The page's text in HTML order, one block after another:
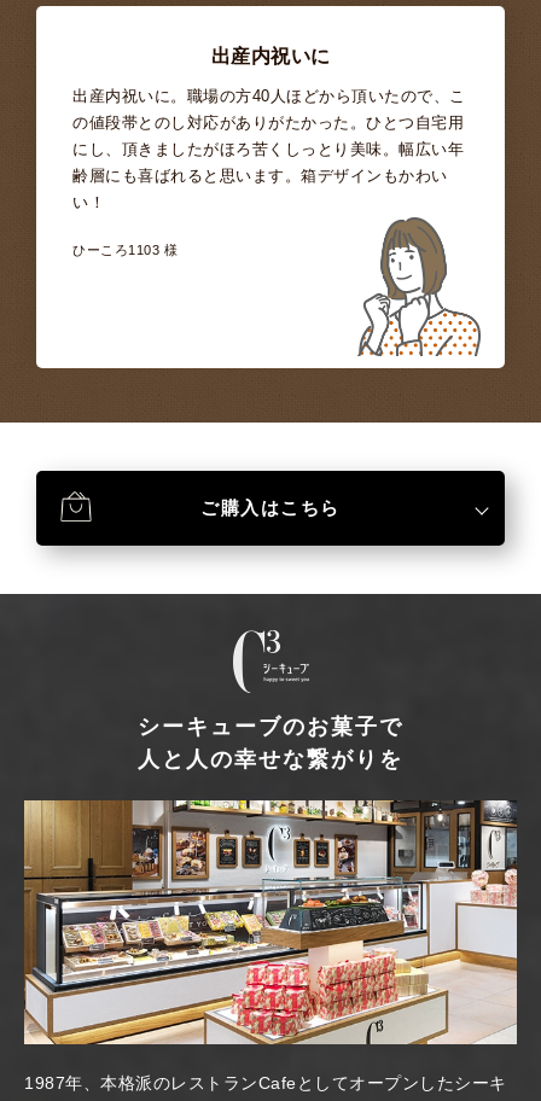
出産内祝いに
出産内祝いに。職場の方40人ほどから頂いたので、こ
の値段帯とのし対応がありがたかった。ひとつ自宅用
にし、頂きましたがほろ苦くしっとり美味。幅広い年
齢層にも喜ばれると思います。箱デザインもかわい
い！
ひーころ1103 様
ご購入はこちら
シーキューブのお菓子で
人と人の幸せな繋がりを
1987年、本格派のレストランCafeとしてオープンしたシーキ